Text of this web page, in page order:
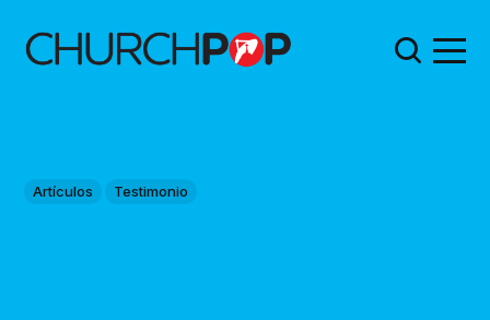
Artículos Testimonio